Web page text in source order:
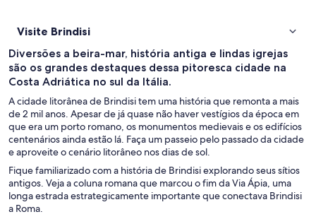
Visite Brindisi
Diversões a beira-mar, história antiga e lindas igrejas
são os grandes destaques dessa pitoresca cidade na
Costa Adriática no sul da Itália.
A cidade litorânea de Brindisi tem uma história que remonta a mais
de 2 mil anos. Apesar de já quase não haver vestígios da época em
que era um porto romano, os monumentos medievais e os edifícios
centenários ainda estão lá. Faça um passeio pelo passado da cidade
e aproveite o cenário litorâneo nos dias de sol.
Fique familiarizado com a história de Brindisi explorando seus sítios
antigos. Veja a coluna romana que marcou o fim da Via Ápia, uma
longa estrada estrategicamente importante que conectava Brindisi
a Roma.